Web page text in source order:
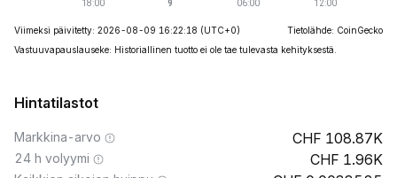
Viimeksi päivitetty: 2026-08-09 16:22:18 (UTC+0)
Tietolähde: CoinGecko
Vastuuvapauslauseke: Historiallinen tuotto ei ole tae tulevasta kehityksestä.
Hintatilastot
Markkina-arvo 108.87K
24 h volyymi 1.96K